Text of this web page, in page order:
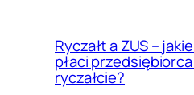
Ryczałt a ZUS –
płaci
ryczałcie?